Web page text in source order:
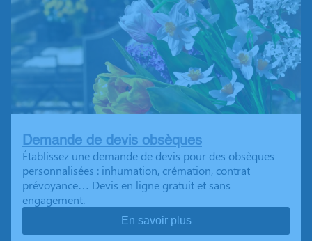
Demande de devis obsèques
Établissez une demande de devis pour des obsèques
personnalisées : inhumation, crémation, contrat
prévoyance… Devis en ligne gratuit et sans
engagement.
En savoir plus